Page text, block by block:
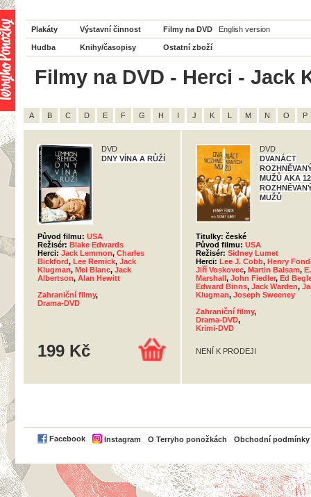
Plakáty Výstavní činnost Filmy na DVD English version
Hudba Knihy/časopisy Ostatní zboží
Filmy na DVD - Herci - Jack
A B C D E F G H I J K L M N O P
DVD
DNY VÍNA A RŮŽÍ
Původ filmu: USA
Režisér: Blake Edwards
Herci: Jack Lemmon, Charles
Bickford, Lee Remick, Jack
Klugman, Mel Blanc, Jack
Albertson, Alan Hewitt
Zahraniční filmy,
Drama-DVD
199 Kč
DVD
DVANÁCT
MUŽŮ AKA 12
MUŽŮ
Titulky: české
Původ filmu: USA
Režisér: Sidney Lumet
Herci: Lee J. Cobb, Henry
Jiří Voskovec, Martin Balsam,
Marshall, John Fiedler, Ed
Edward Binns, Jack Warden,
Klugman, Joseph Sweeney
Zahraniční filmy,
Drama-DVD,
Krimi-DVD
NENÍ K PRODEJI
Facebook Instagram O Terryho ponožkách Obchodní podmínky
PayPal